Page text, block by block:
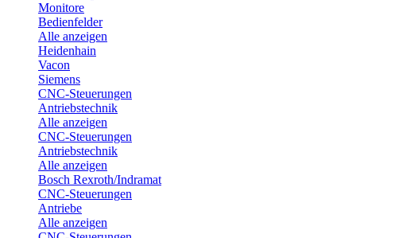
Monitore
Bedienfelder
Alle anzeigen
Heidenhain
Vacon
Siemens
CNC-Steuerungen
Antriebstechnik
Alle anzeigen
CNC-Steuerungen
Antriebstechnik
Alle anzeigen
Bosch Rexroth/Indramat
CNC-Steuerungen
Antriebe
Alle anzeigen